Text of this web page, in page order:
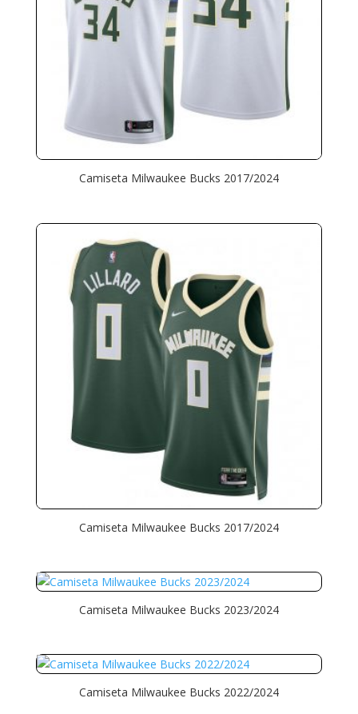
Camiseta Milwaukee Bucks 2017/2024
Camiseta Milwaukee Bucks 2017/2024
Camiseta Milwaukee Bucks 2023/2024
Camiseta Milwaukee Bucks 2022/2024